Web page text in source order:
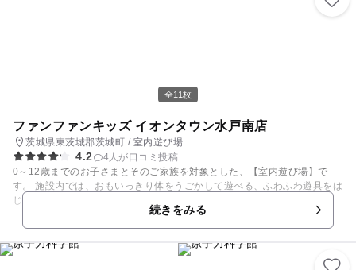
ポリンエリアで思い切りジャンプして楽しもう！ ・そり立つ壁にチャレン
声！ ・雨の日の子供のストレス発散にとても良いです。大人も普段使わな
い筋肉を使います。 ・トランポリンやパルクールや跳び箱、子供は毎回汗
だくになるまで遊んでいます。 ・レッスンが充実しており、先生もとって
も良い先生ばかりで楽しく通っています。 ・多くの店舗がショッピングモ
ール内にあるので、食事や買い物の合間に、室内で暑さや天候を気にせず
1日過ごすことができます。
全11枚
ファンファンキッズ イオンタウン水戸南店
茨城県東茨城郡茨城町 / 室内遊び場
4.2
4人が口コミ投稿
0～12歳までのお子さまとそのご家族を対象とした、【室内遊び場】で
す。 施設内では、おもいっきり体をうごかして遊べる、ふわふわ遊具をは
じめ、おもわず熱中して楽しめる、おままごとや電車のおもちゃ、メダル
ゲームなど、全６種類のアトラクション＆エリアがぜんぶ遊び放題！！ さ
らに、ミルキッズひろばでは、ちいさなお子さまも安心して遊んでいただ
けます。 ファンファンキッズ イオンタウン水戸南店で大人も子どもも一
緒にあそんじゃおう！
続きをみる